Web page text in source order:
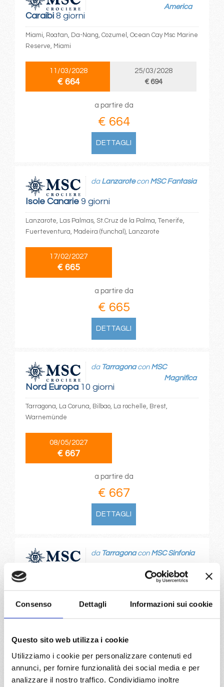
Consenso Dettagli Informazioni sui cookie
Questo sito web utilizza i cookie
Utilizziamo i cookie per personalizzare contenuti ed
annunci, per fornire funzionalità dei social media e per
analizzare il nostro traffico. Condividiamo inoltre
Caraibi8 giorni
America
Miami, Roatan, Da-Nang, Cozumel, Ocean Cay Msc Marine
Reserve, Miami
11/03/2028
€ 664
25/03/2028
€ 694
a partire da
€ 664
DETTAGLI
Isole Canarie9 giorni
da Lanzarotecon MSC Fantasia
Lanzarote, Las Palmas, St.Cruz de la Palma, Tenerife,
Fuerteventura, Madeira (funchal), Lanzarote
17/02/2027
€ 665
a partire da
€ 665
DETTAGLI
Nord Europa10 giorni
da Tarragonacon MSC
Magnifica
Tarragona, La Coruna, Bilbao, La rochelle, Brest,
Warnemünde
08/05/2027
€ 667
a partire da
€ 667
DETTAGLI
Transoceaniche
da Tarragonacon MSC Sinfonia
Tarragona, Valencia, Las Palmas, Recife, Buzios, Rio De
Janeiro
€ 669
a partire da
€ 669